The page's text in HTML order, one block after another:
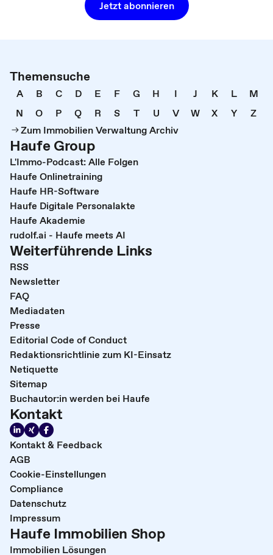
Jetzt abonnieren
Themensuche
A B C D E F G H I J K L
M
N
O P Q R S T U V W X Y
Z
Zum Immobilien Verwaltung Archiv
Haufe Group
L'Immo-Podcast: Alle Folgen
Haufe Onlinetraining
Haufe HR-Software
Haufe Digitale Personalakte
Haufe Akademie
rudolf.ai - Haufe meets AI
Weiterführende Links
RSS
Newsletter
FAQ
Mediadaten
Presse
Editorial Code of Conduct
Redaktionsrichtlinie zum KI-Einsatz
Netiquette
Sitemap
Buchautor:in werden bei Haufe
Kontakt
Kontakt & Feedback
AGB
Cookie-Einstellungen
Compliance
Datenschutz
Impressum
Haufe Immobilien Shop
Immobilien Lösungen